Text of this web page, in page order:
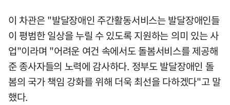
이 차관은 "발달장애인 주간활동서비스는 발달장애인들
이 평범한 일상을 누릴 수 있도록 지원하는 의미 있는 사
업"이라며 "어려운 여건 속에서도 돌봄서비스를 제공해
준 종사자들의 노력에 감사하다. 정부도 발달장애인 돌
봄의 국가 책임 강화를 위해 더욱 최선을 다하겠다"고 말
했다.